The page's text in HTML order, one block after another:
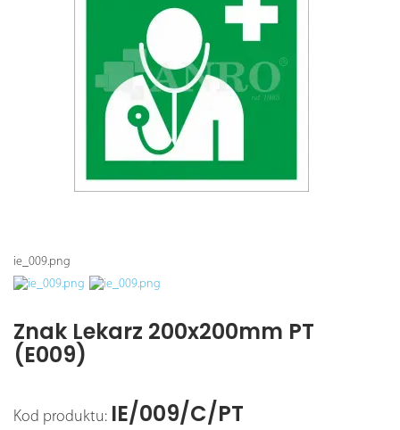
ie_009.png
Znak Lekarz 200x200mm PT
(E009)
Kod produktu: IE/009/C/PT